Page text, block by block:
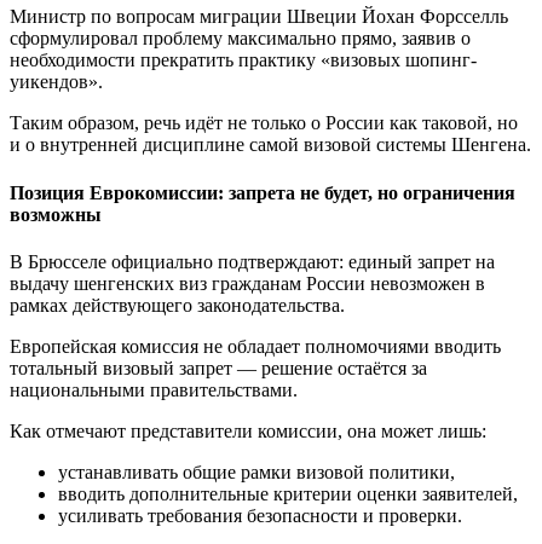
Министр по вопросам миграции Швеции Йохан Форсселль
сформулировал проблему максимально прямо, заявив о
необходимости прекратить практику «визовых шопинг-
уикендов».
Таким образом, речь идёт не только о России как таковой, но
и о внутренней дисциплине самой визовой системы Шенгена.
Позиция Еврокомиссии: запрета не будет, но ограничения
возможны
В Брюсселе официально подтверждают: единый запрет на
выдачу шенгенских виз гражданам России невозможен в
рамках действующего законодательства.
Европейская комиссия не обладает полномочиями вводить
тотальный визовый запрет — решение остаётся за
национальными правительствами.
Как отмечают представители комиссии, она может лишь:
устанавливать общие рамки визовой политики,
вводить дополнительные критерии оценки заявителей,
усиливать требования безопасности и проверки.